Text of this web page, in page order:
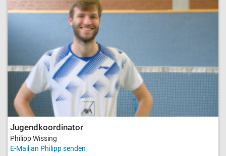
Jugendkoordinator
Philipp Wissing
E-Mail an Philipp senden